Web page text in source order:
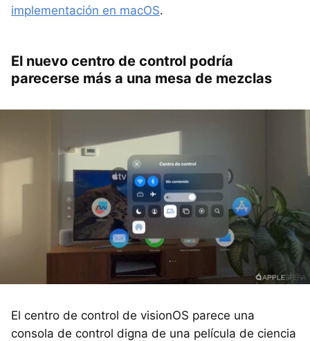
implementación en macOS.
El nuevo centro de control podría
parecerse más a una mesa de mezclas
El centro de control de visionOS parece una
consola de control digna de una película de ciencia